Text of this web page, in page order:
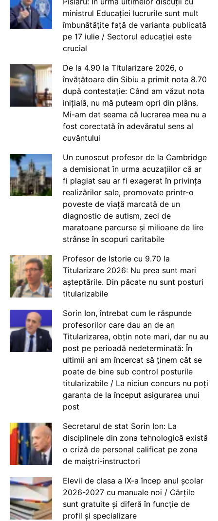
ministrul Educației lucrurile sunt mult
îmbunătățite față de varianta publicată
pe 17 iulie / Sectorul educației este
crucial
De la 4.90 la Titularizare 2026, o
învățătoare din Sibiu a primit nota 8.70
după contestație: Când am văzut nota
inițială, nu mă puteam opri din plâns.
Mi-am dat seama că lucrarea mea nu a
fost corectată în adevăratul sens al
cuvântului
Un cunoscut profesor de la Cambridge
a demisionat în urma acuzațiilor că ar
fi plagiat sau ar fi exagerat în privința
realizărilor sale, promovate printr-o
poveste de viață marcată de un
diagnostic de autism, zeci de
maratoane parcurse și milioane de lire
strânse în scopuri caritabile
Profesor de Istorie cu 9.70 la
Titularizare 2026: Nu prea sunt mari
așteptările. Din păcate nu sunt posturi
titularizabile
Sorin Ion, întrebat cum le răspunde
profesorilor care dau an de an
Titularizarea, obțin note mari, dar nu au
post pe perioadă nedeterminată: În
ultimii ani am încercat să ținem cât se
poate de bine sub control posturile
titularizabile / La niciun concurs nu poți
garanta de la început asigurarea unui
post
Secretarul de stat Sorin Ion: La
disciplinele din zona tehnologică există
o criză de personal calificat pe zona
de maiștri-instructori
Elevii de clasa a IX-a încep anul școlar
2026-2027 cu manuale noi / Cărțile
sunt gratuite și diferă în funcție de
profil și specializare